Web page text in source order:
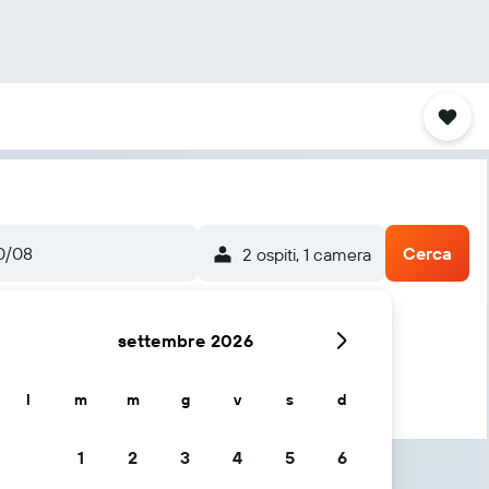
08 2 ospiti, 1 camera Cerca
settembre 2026
l m m g v s d
1 2 3 4 5 6